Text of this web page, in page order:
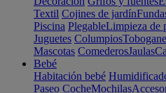
Textil Cojines de jardín
Piscina PlegableLimpieza de
Juguetes Columpios
Mascotas ComederosJaulas
Bebé
Habitación bebé
Paseo CocheMochilas